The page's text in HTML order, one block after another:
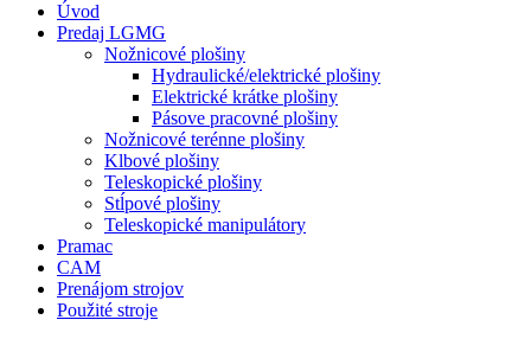
Úvod
Predaj LGMG
Nožnicové plošiny
Hydraulické/elektrické plošiny
Elektrické krátke plošiny
Pásove pracovné plošiny
Nožnicové terénne plošiny
Klbové plošiny
Teleskopické plošiny
Stĺpové plošiny
Teleskopické manipulátory
Pramac
CAM
Prenájom strojov
Použité stroje